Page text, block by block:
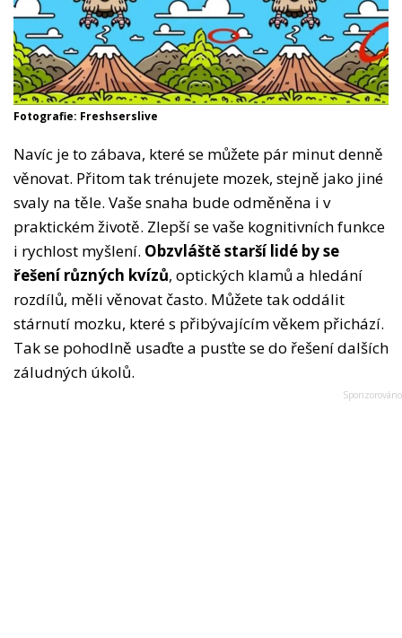
Fotografie: Freshserslive
Navíc je to zábava, které se můžete pár minut denně
věnovat. Přitom tak trénujete mozek, stejně jako jiné
svaly na těle. Vaše snaha bude odměněna i v
praktickém životě. Zlepší se vaše kognitivních funkce
i rychlost myšlení. Obzvláště starší lidé by se
řešení různých kvízů, optických klamů a hledání
rozdílů, měli věnovat často. Můžete tak oddálit
stárnutí mozku, které s přibývajícím věkem přichází.
Tak se pohodlně usaďte a pusťte se do řešení dalších
záludných úkolů.